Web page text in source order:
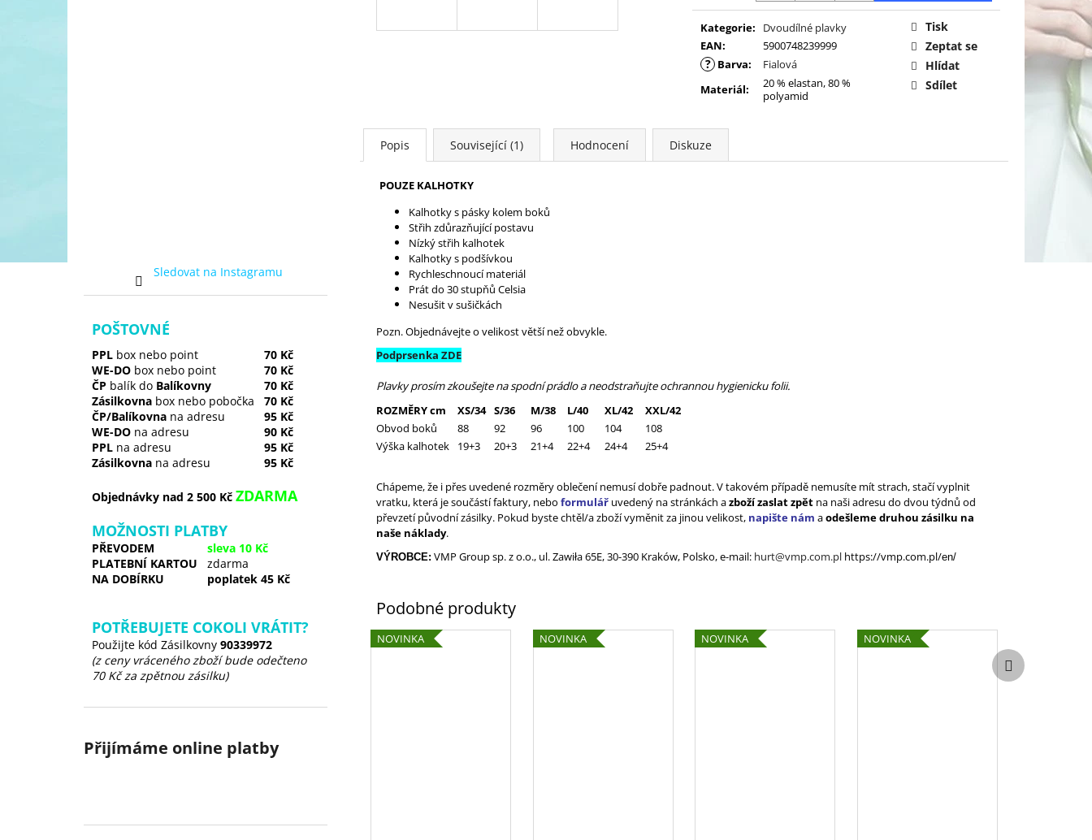
Sledovat na Instagramu
POŠTOVNÉ
PPL box nebo point
70 Kč
WE-DO box nebo point
70 Kč
ČP balík do Balíkovny
70 Kč
Zásilkovna box nebo pobočka
70 Kč
ČP/Balíkovna na adresu
95 Kč
WE-DO na adresu
90 Kč
PPL na adresu
95 Kč
Zásilkovna na adresu 95 Kč
Objednávky nad 2 500 Kč ZDARMA
MOŽNOSTI PLATBY
PŘEVODEM
sleva 10 Kč
PLATEBNÍ KARTOU
zdarma
NA DOBÍRKU
poplatek 45 Kč
POTŘEBUJETE COKOLI VRÁTIT?
Použijte kód Zásilkovny 90339972
(z ceny vráceného zboží bude odečteno
70 Kč za zpětnou zásilku)
Přijímáme online platby
Kategorie:
Dvoudílné plavky
EAN: 5900748239999
? Barva:
Fialová
Materiál:
20 % elastan, 80 %
polyamid
Tisk
Zeptat se
Hlídat
Sdílet
Popis Související (1) Hodnocení Diskuze
POUZE KALHOTKY
Kalhotky s pásky kolem boků
Střih zdůrazňující postavu
Nízký střih kalhotek
Kalhotky s podšívkou
Rychleschnoucí materiál
Prát do 30 stupňů Celsia
Nesušit v sušičkách
Pozn. Objednávejte o velikost větší než obvykle.
Podprsenka ZDE
Plavky prosím zkoušejte na spodní prádlo a neodstraňujte ochrannou hygienicku folii.
ROZMĚRY cm
XS/34 S/36 M/38 L/40 XL/42
XXL/42
Obvod boků
88 92 96 100 104
108
Výška kalhotek
19+3 20+3 21+4 22+4 24+4 25+4
Chápeme, že i přes uvedené rozměry oblečení nemusí dobře padnout. V takovém případě nemusíte mít strach, stačí vyplnit
vratku, která je součástí faktury, nebo formulář uvedený na stránkách azboží zaslat zpět na naši adresu do dvou týdnů od
převzetí původní zásilky. Pokud byste chtěl/a zboží vyměnit za jinou velikost, napište nám aodešleme druhou zásilku na
naše náklady.
VÝROBCE: VMP Group sp. z o.o., ul. Zawiła 65E, 30-390 Kraków, Polsko, e-mail: hurt@vmp.com.pl https://vmp.com.pl/en/
NOVINKA NOVINKA NOVINKA NOVINKA
Další
produkt